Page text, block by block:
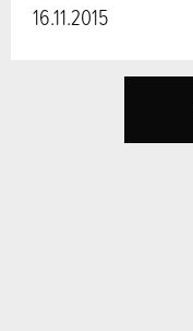
16.11.2015